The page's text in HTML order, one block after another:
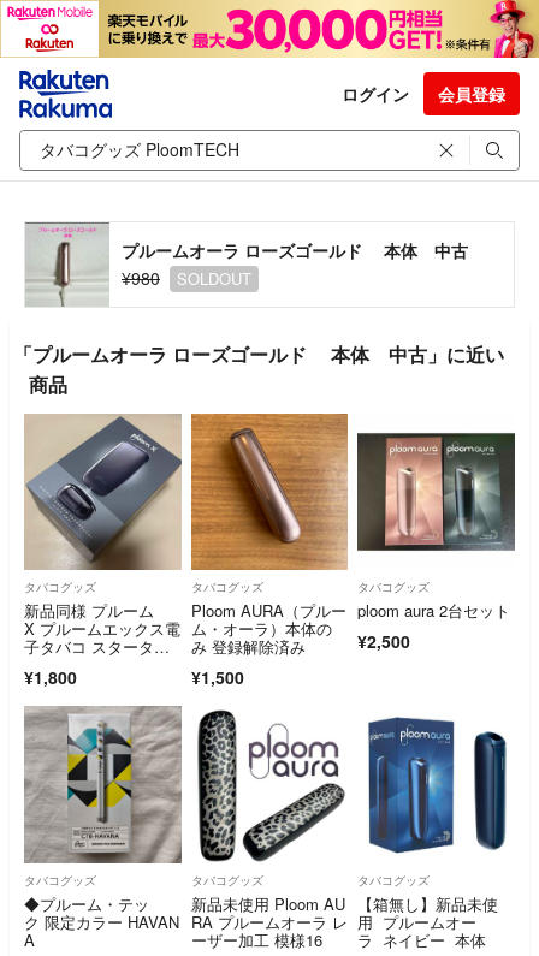
ログイン 会員登録
プルームオーラ ローズゴールド 本体 中古
¥980
SOLDOUT
「プルームオーラ ローズゴールド 本体 中古」に近い
商品
タバコグッズ
新品同様 プルーム
X プルームエックス電
子タバコ スターター
¥1,800
タバコグッズ
Ploom AURA（プルー
ム・オーラ）本体の
み 登録解除済み
¥1,500
タバコグッズ
ploom aura 2台セット
¥2,500
タバコグッズ
◆プルーム・テッ
ク 限定カラー HAVAN
A
タバコグッズ
新品未使用 Ploom AU
RA プルームオーラ レ
ーザー加工 模様16
タバコグッズ
【箱無し】新品未使
用 プルームオー
ラ ネイビー 本体